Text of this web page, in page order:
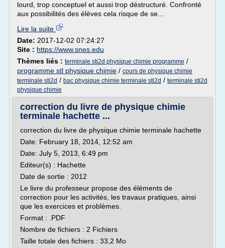
lourd, trop conceptuel et aussi trop déstructuré. Confronté
aux possibilités des élèves cela risque de se...
Lire la suite
Date: 2017-12-02 07:24:27
Site : https://www.snes.edu
Thèmes liés : terminale sti2d physique chimie programme /
programme stl physique chimie / cours de physique chimie
terminale sti2d / bac physique chimie terminale sti2d / terminale sti2d
physique chimie
correction du livre de physique chimie
terminale hachette ...
correction du livre de physique chimie terminale hachette
Date: February 18, 2014, 12:52 am
Date: July 5, 2013, 6:49 pm
Editeur(s) : Hachette
Date de sortie : 2012
Le livre du professeur propose des éléments de
correction pour les activités, les travaux pratiques, ainsi
que les exercices et problèmes.
Format : .PDF
Nombre de fichiers : 2 Fichiers
Taille totale des fichiers : 33,2 Mo